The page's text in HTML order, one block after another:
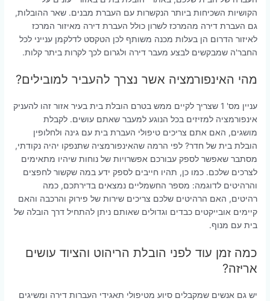
הקושיות השכיחות ביותר הנקשרות עם העברת מבנים. שאר ההובלות,
גם העברת דירה מהמרכז לשרון כולל העברת דירה מאיזור המרכז
לאיזור הדרום הן בעלות מכנה משותף לכן הטקסט לדלקמן ענייני לכל
החבר'ה שמבקשים לבצע מעבר דירה ולגרום לכך לקרות ביתר קלות.
מהי האינפורמציה אשר נצרך להעביר למובילים?
עניין מס' 1 שצריך לקיים ממש בטרם הובלת בית בעיר אזור זהו להעניק
אינפורמציה למזיזים בכל הנוגע למעבר שאתם עושים. לקבלת
מושגים, האם אתם צריכים טיפולי העברת בית עם גינה ולחלופין
הובלת בית של חדר? לפי הרמה שהאינפורמציה שתנפקו יהיה נקודתי,
מסתבר שאפשר לספק עבורכם אפשרויות של נוחות שיהיו מתאימים
לצרכים שלכם. כמו כן, תהיו חייבים לספק ידע במה שקשור לחפצים
והרהיטים לדוגמה: מספר החשמליים נמצאים בדירתכם, כמה
רהיטים, האם הרהיטים שלכם צריכים שירות של פירוק והרכבה והאם
קיימים אובייקטים כבדים וגדולים שאותם ניתן להתחיל דרך הובלה של
בית עם מנוף.
כמה זמן עוד לפני הובלת הריהוט והציוד עושים
אריזה?
יש גם אנשים שמקבלים סיוע מטיפולי תאגידי העברות דירה ומשיגים